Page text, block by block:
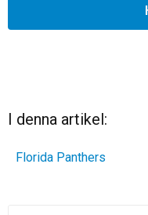
I denna artikel:
Florida Panthers